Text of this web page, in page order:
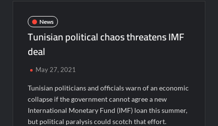
News
Tunisian political chaos threatens IMF
deal
May 27, 2021
Tunisian politicians and officials warn of an economic
collapse if the government cannot agree a new
International Monetary Fund (IMF) loan this summer,
but political paralysis could scotch that effort.